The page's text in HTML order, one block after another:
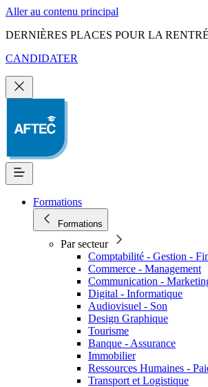
Aller au contenu principal
DERNIÈRES PLACES POUR LA
CANDIDATER
Formations
Formations
Par secteur
Comptabilité - Gestion -
Commerce - Management
Communication -
Digital - Informatique
Audiovisuel - Son
Design Graphique
Tourisme
Banque - Assurance
Immobilier
Ressources Humaines -
Transport et Logistique